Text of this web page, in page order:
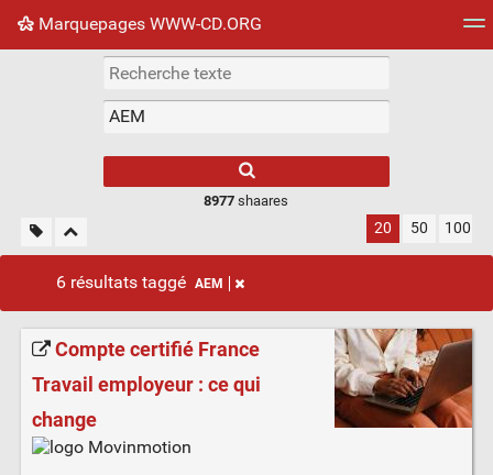
Marquepages WWW-CD.ORG
Nuage de tags Mur d'images
8977 shaares
20 50 100
6 résultats taggé AEM
Compte certifié France
Travail employeur : ce qui
change